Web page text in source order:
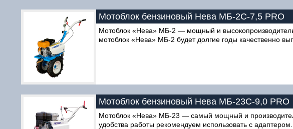
Мотоблок бензиновый Нева МБ-2С-7,5 PRO
Мотоблок «Нева» MБ-2 — мощный и
мотоблок «Нева» MБ-2 будет долгие годы качественно
Мотоблок бензиновый Нева МБ-23С-9,0 PRO
Мотоблок «Нева» MБ-23 — самый мощный и
удобства работы рекомендуем использовать с